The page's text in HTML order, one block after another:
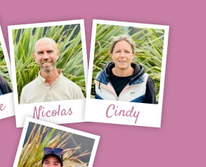
Nicolas Cindy